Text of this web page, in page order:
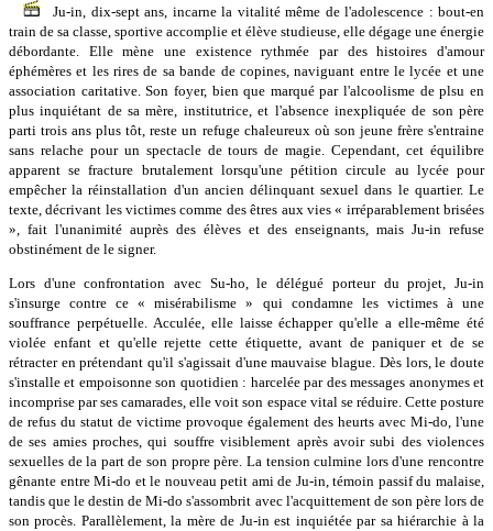
Ju-in, dix-sept ans, incarne la vitalité même de l'adolescence : bout-en
train de sa classe, sportive accomplie et élève studieuse, elle dégage une énergie
débordante. Elle mène une existence rythmée par des histoires d'amour
éphémères et les rires de sa bande de copines, naviguant entre le lycée et une
association caritative. Son foyer, bien que marqué par l'alcoolisme de plsu en
plus inquiétant de sa mère, institutrice, et l'absence inexpliquée de son père
parti trois ans plus tôt, reste un refuge chaleureux où son jeune frère s'entraine
sans relache pour un spectacle de tours de magie. Cependant, cet équilibre
apparent se fracture brutalement lorsqu'une pétition circule au lycée pour
empêcher la réinstallation d'un ancien délinquant sexuel dans le quartier. Le
texte, décrivant les victimes comme des êtres aux vies « irréparablement brisées
», fait l'unanimité auprès des élèves et des enseignants, mais Ju-in refuse
obstinément de le signer.
Lors d'une confrontation avec Su-ho, le délégué porteur du projet, Ju-in
s'insurge contre ce « misérabilisme » qui condamne les victimes à une
souffrance perpétuelle. Acculée, elle laisse échapper qu'elle a elle-même été
violée enfant et qu'elle rejette cette étiquette, avant de paniquer et de se
rétracter en prétendant qu'il s'agissait d'une mauvaise blague. Dès lors, le doute
s'installe et empoisonne son quotidien : harcelée par des messages anonymes et
incomprise par ses camarades, elle voit son espace vital se réduire. Cette posture
de refus du statut de victime provoque également des heurts avec Mi-do, l'une
de ses amies proches, qui souffre visiblement après avoir subi des violences
sexuelles de la part de son propre père. La tension culmine lors d'une rencontre
gênante entre Mi-do et le nouveau petit ami de Ju-in, témoin passif du malaise,
tandis que le destin de Mi-do s'assombrit avec l'acquittement de son père lors de
son procès. Parallèlement, la mère de Ju-in est inquiétée par sa hiérarchie à la